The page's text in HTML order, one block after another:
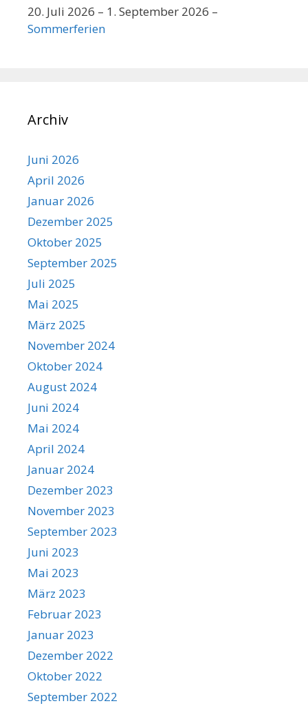
20. Juli 2026 – 1. September 2026 –
Sommerferien
Archiv
Juni 2026
April 2026
Januar 2026
Dezember 2025
Oktober 2025
September 2025
Juli 2025
Mai 2025
März 2025
November 2024
Oktober 2024
August 2024
Juni 2024
Mai 2024
April 2024
Januar 2024
Dezember 2023
November 2023
September 2023
Juni 2023
Mai 2023
März 2023
Februar 2023
Januar 2023
Dezember 2022
Oktober 2022
September 2022